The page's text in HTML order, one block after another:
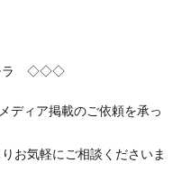
ラ ◇◇◇
ディア掲載のご依頼を承っ
お気軽にご相談くださいま